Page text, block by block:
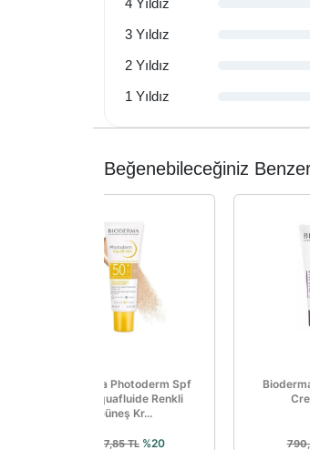
4 Yıldız
3 Yıldız
2 Yıldız
1 Yıldız
Beğenebileceğiniz
Bioderma Photoderm Spf
50+ Aquafluide Renkli
Güneş Kr...
1.367,85 TL %20